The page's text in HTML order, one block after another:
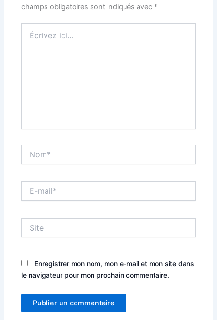
champs obligatoires sont indiqués avec *
ici…
mail*
Enregistrer mon nom, mon e-mail et mon site dans
le navigateur pour mon prochain commentaire.